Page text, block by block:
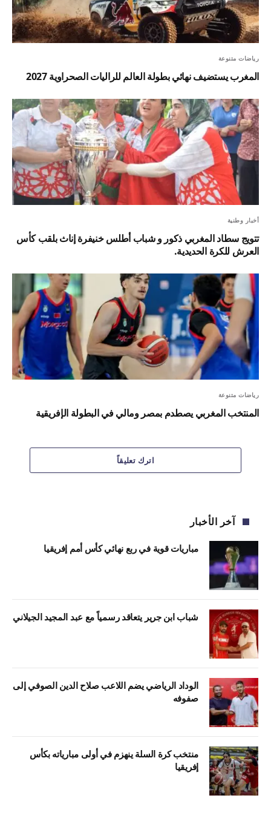
رياضات متنوعة
المغرب يستضيف نهائي بطولة العالم للراليات الصحراوية 2027
أخبار وطنية
تتويج سطاد المغربي ذكور و شباب أطلس خنيفرة إناث بلقب كأس
العرش للكرة الحديدية.
رياضات متنوعة
المنتخب المغربي يصطدم بمصر ومالي في البطولة الإفريقية
اترك تعليقاً
آخر الأخبار
مباريات قوية في ربع نهائي كأس أمم إفريقيا
شباب ابن جرير يتعاقد رسمياً مع عبد المجيد الجيلاني
الوداد الرياضي يضم اللاعب صلاح الدين الصوفي إلى
صفوفه
منتخب كرة السلة ينهزم في أولى مبارياته بكأس
إفريقيا